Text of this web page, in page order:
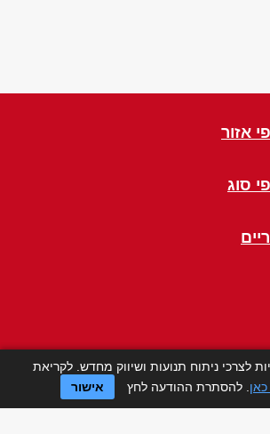
אזור
סוג
Click a Table
לצרכי ניתוח תנועות ושיווק מחדש. לקריאת
. להסתרת ההודעה לחץ אישור